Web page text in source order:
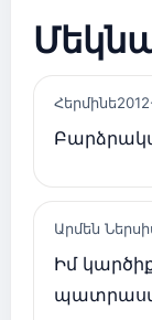
Հերմինե
Արմեն
Իմ